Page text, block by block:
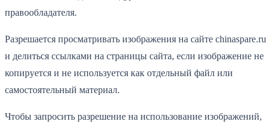
правообладателя.
Разрешается просматривать изображения на сайте chinaspare.ru
и делиться ссылками на страницы сайта, если изображение не
копируется и не используется как отдельный файл или
самостоятельный материал.
Чтобы запросить разрешение на использование изображений,